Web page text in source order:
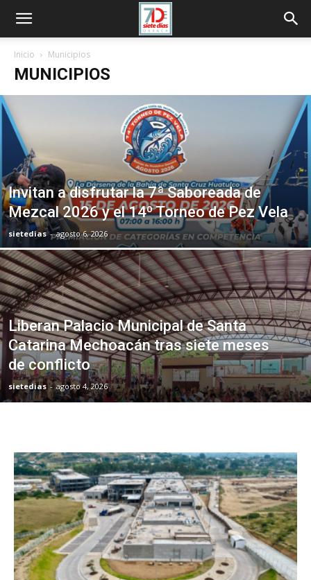
Inicio Municipios
MUNICIPIOS
Invitan a disfrutar la 7ª Saboreada de
Mezcal 2026 y el 14º Torneo de Pez Vela
sietedias - agosto 6, 2026
Liberan Palacio Municipal de Santa
Catarina Mechoacán tras siete meses
de conflicto
sietedias - agosto 4, 2026